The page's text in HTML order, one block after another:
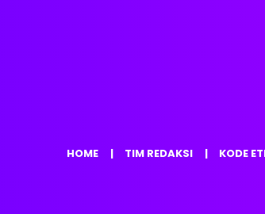
HOME TIM REDAKSI KODE